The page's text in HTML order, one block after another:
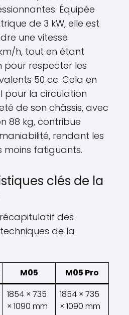
Équipée
de 3 kW, elle est
une vitesse
h, tout en étant
pour respecter les
50 cc. Cela en
pour la circulation
de son châssis, avec
88 kg, contribue
rendant les
moins fatiguants.
clés de la
des
de la
M05
M05 Pro
1854 × 735
× 1090 mm
1854 × 735
× 1090 mm